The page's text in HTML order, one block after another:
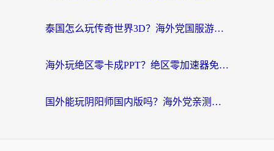
泰国怎么玩传奇世界3D？海外党国服游戏加速终极指南（附非洲欧洲热门游戏解决方案）
海外玩绝区零卡成PPT？绝区零加速器免费的推荐+实用技巧，附墨西哥玩谁是卧底美国玩和平精英攻略
国外能玩阴阳师国内版吗？海外党亲测有效的国服游戏加速指南